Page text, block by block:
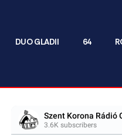
DUO GLADII 64